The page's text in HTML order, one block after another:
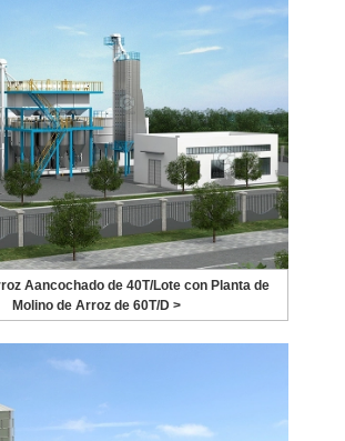
Aancochado de 40T/Lote con Planta de
Molino de Arroz de 60T/D >